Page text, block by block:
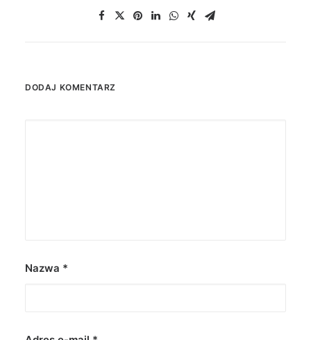
DODAJ KOMENTARZ
Nazwa *